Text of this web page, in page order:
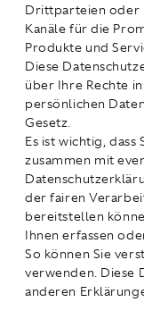
Drittparteien oder
Kanäle für die
Produkte und
Diese
über Ihre Rechte
persönlichen
Gesetz.
Es ist wichtig,
zusammen mit
der fairen
bereitstellen
Ihnen erfassen
So können Sie
verwenden. Diese
anderen